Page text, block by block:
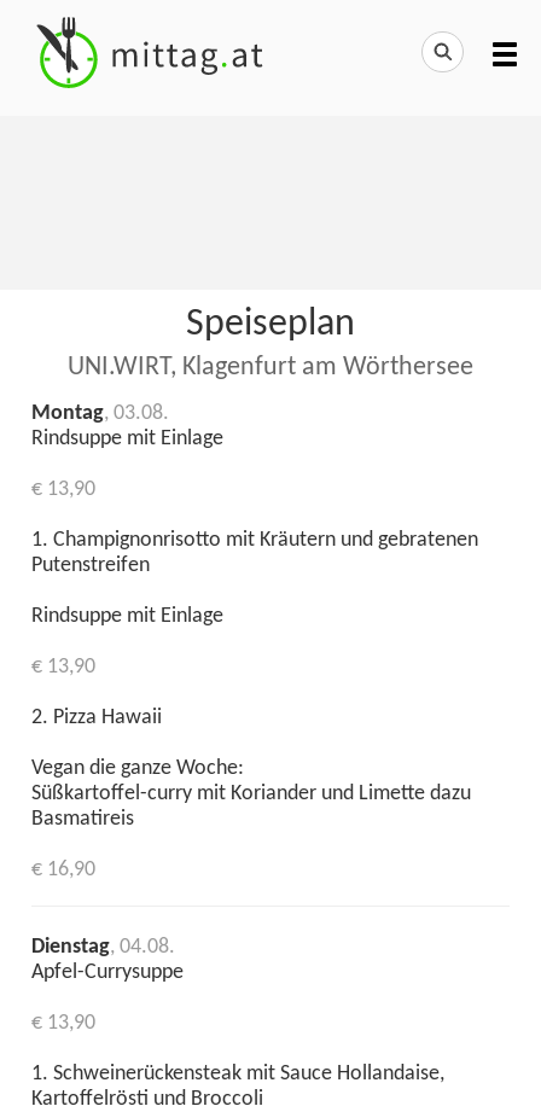
Speiseplan
UNI.WIRT, Klagenfurt am Wörthersee
Montag, 03.08.
Rindsuppe mit Einlage
€ 13,90
1. Champignonrisotto mit Kräutern und gebratenen
Putenstreifen
Rindsuppe mit Einlage
€ 13,90
2. Pizza Hawaii
Vegan die ganze Woche:
Süßkartoffel-curry mit Koriander und Limette dazu
Basmatireis
€ 16,90
Dienstag, 04.08.
Apfel-Currysuppe
€ 13,90
1. Schweinerückensteak mit Sauce Hollandaise,
Kartoffelrösti und Broccoli